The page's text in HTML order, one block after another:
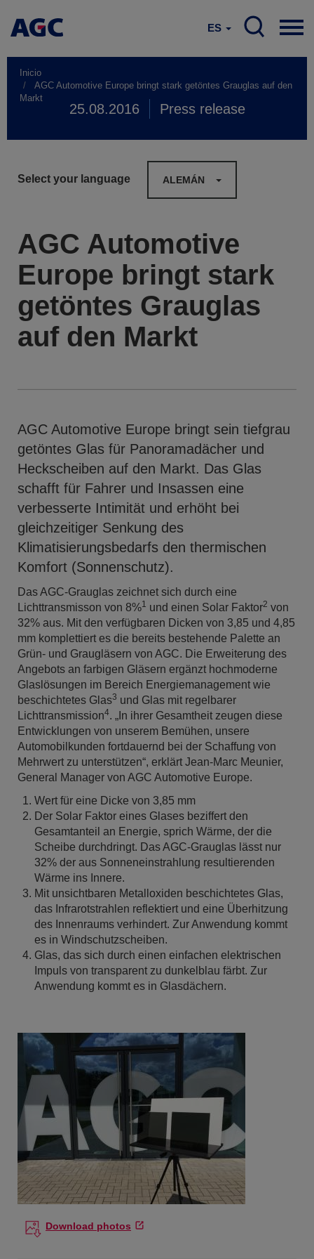
ES
Inicio
AGC Automotive Europe bringt stark getöntes Grauglas auf den
Markt
25.08.2016 Press release
Select your language ALEMÁN
AGC Automotive
Europe bringt stark
getöntes Grauglas
auf den Markt
AGC Automotive Europe bringt sein tiefgrau
getöntes Glas für Panoramadächer und
Heckscheiben auf den Markt. Das Glas
schafft für Fahrer und Insassen eine
verbesserte Intimität und erhöht bei
gleichzeitiger Senkung des
Klimatisierungsbedarfs den thermischen
Komfort (Sonnenschutz).
Das AGC-Grauglas zeichnet sich durch eine
Lichttransmisson von 8%1 und einen Solar Faktor2 von
32% aus. Mit den verfügbaren Dicken von 3,85 und 4,85
mm komplettiert es die bereits bestehende Palette an
Grün- und Graugläsern von AGC. Die Erweiterung des
Angebots an farbigen Gläsern ergänzt hochmoderne
Glaslösungen im Bereich Energiemanagement wie
beschichtetes Glas3 und Glas mit regelbarer
Lichttransmission4. „In ihrer Gesamtheit zeugen diese
Entwicklungen von unserem Bemühen, unsere
Automobilkunden fortdauernd bei der Schaffung von
Mehrwert zu unterstützen“, erklärt Jean-Marc Meunier,
General Manager von AGC Automotive Europe.
Wert für eine Dicke von 3,85 mm
Der Solar Faktor eines Glases beziffert den
Gesamtanteil an Energie, sprich Wärme, der die
Scheibe durchdringt. Das AGC-Grauglas lässt nur
32% der aus Sonneneinstrahlung resultierenden
Wärme ins Innere.
Mit unsichtbaren Metalloxiden beschichtetes Glas,
das Infrarotstrahlen reflektiert und eine Überhitzung
des Innenraums verhindert. Zur Anwendung kommt
es in Windschutzscheiben.
Glas, das sich durch einen einfachen elektrischen
Impuls von transparent zu dunkelblau färbt. Zur
Anwendung kommt es in Glasdächern.
Download photos